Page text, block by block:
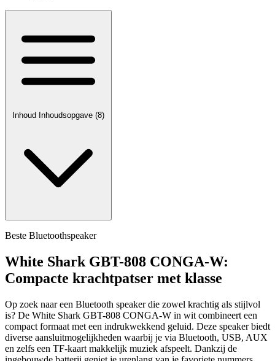
Inhoud Inhoudsopgave (8)
Beste Bluetoothspeaker
White Shark GBT-808 CONGA-W:
Compacte krachtpatser met klasse
Op zoek naar een Bluetooth speaker die zowel krachtig als stijlvol
is? De White Shark GBT-808 CONGA-W in wit combineert een
compact formaat met een indrukwekkend geluid. Deze speaker biedt
diverse aansluitmogelijkheden waarbij je via Bluetooth, USB, AUX
en zelfs een TF-kaart makkelijk muziek afspeelt. Dankzij de